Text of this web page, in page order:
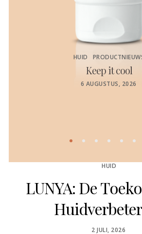
HUID
Keep it cool
POSTED
6 AUGUSTUS, 2026
HUID
LUNYA: De
POSTED
2 JULI, 2026